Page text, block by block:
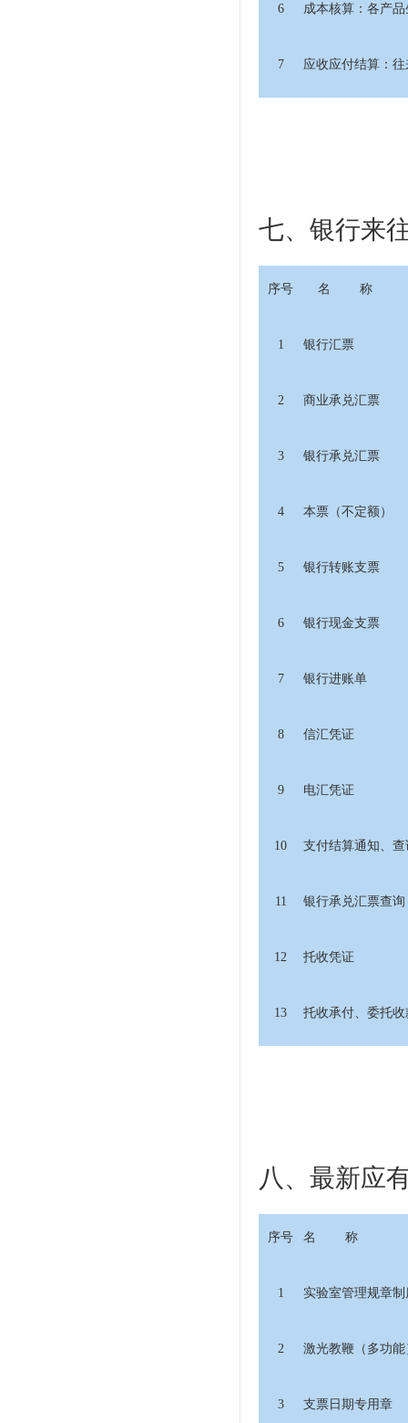
6 成本核算：各产
7 应收应付结算：
七、银行来
序号 名 称
1 银行汇票
2 商业承兑汇票
3 银行承兑汇票
4 本票（不定额）
5 银行转账支票
6 银行现金支票
7 银行进账单
8 信汇凭证
9 电汇凭证
10 支付结算通知、
11 银行承兑汇票查
12 托收凭证
13 托收承付、委托
八、最新应
序号 名 称
1 实验室管理规章制
2 激光教鞭（多功能
3 支票日期专用章